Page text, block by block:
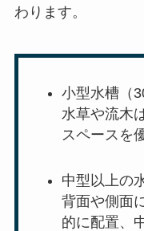
わります。
小型水槽（
水草や流木
スペースを
中型以上の
背面や側面
的に配置、